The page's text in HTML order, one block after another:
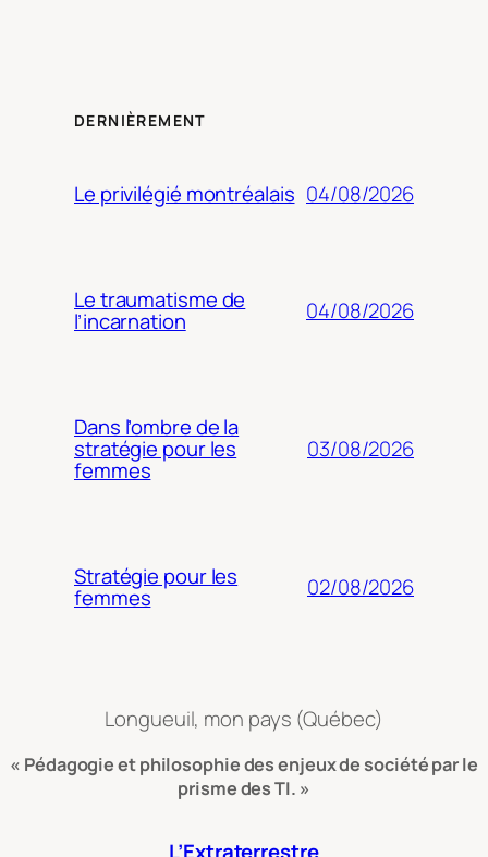
DERNIÈREMENT
Le privilégié montréalais 04/08/2026
Le traumatisme de
l’incarnation 04/08/2026
Dans l’ombre de la
stratégie pour les
femmes
03/08/2026
Stratégie pour les
femmes 02/08/2026
Longueuil, mon pays (Québec)
« Pédagogie et philosophie des enjeux de société par le
prisme des TI. »
L’Extraterrestre